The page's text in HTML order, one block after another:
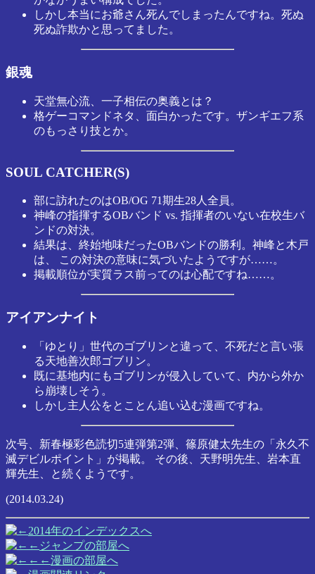
しかし本当にお爺さん死んでしまったんですね。死ぬ
死ぬ詐欺かと思ってました。
銀魂
天堂無心流、一子相伝の奥義とは？
格ゲーコマンドネタ、面白かったです。ザンギエフ系
のもっさり技とか。
SOUL CATCHER(S)
部に訪れたのはOB/OG 71期生28人全員。
神峰の指揮するOBバンド vs. 指揮者のいない在校生バ
ンドの対決。
結果は、終始地味だったOBバンドの勝利。神峰と木戸
は、 この対決の意味に気づいたようですが……。
掲載順位が実質ラス前ってのは心配ですね……。
アイアンナイト
「ゆとり」世代のゴブリンと違って、不死だと言い張
る天地善次郎ゴブリン。
既に基地内にもゴブリンが侵入していて、内から外か
ら崩壊しそう。
しかし主人公をとことん追い込む漫画ですね。
次号、新春極彩色読切5連弾第2弾、篠原健太先生の「永久不
滅デビルポイント」が掲載。 その後、天野明先生、岩本直
輝先生、と続くようです。
(2014.03.24)
2014年のインデックスへ
ジャンプの部屋へ
漫画の部屋へ